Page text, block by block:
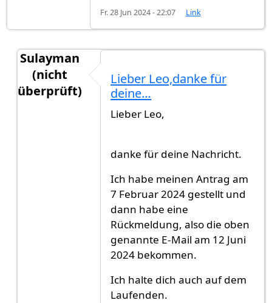
Fr. 28 Jun 2024 - 22:07 Link
Sulayman
(nicht
überprüft)
Hallo lieber Sulayman,kannst…
Lieber Leo,danke für
deine…
Lieber Leo,
danke für deine Nachricht.
Ich habe meinen Antrag am
7 Februar 2024 gestellt und
dann habe eine
Rückmeldung, also die oben
genannte E-Mail am 12 Juni
2024 bekommen.
Ich halte dich auch auf dem
Laufenden.